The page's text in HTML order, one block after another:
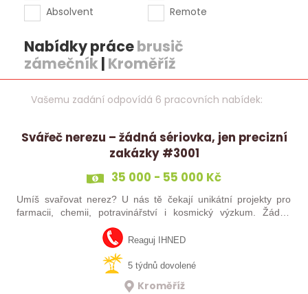
Absolvent
Remote
Nabídky prácebrusič
zámečník | Kroměříž
Vašemu zadání odpovídá 6 pracovních nabídek:
Svářeč nerezu – žádná sériovka, jen precizní
zakázky #3001
35 000 - 55 000 Kč
Umíš svařovat nerez? U nás tě čekají unikátní projekty pro
farmacii, chemii, potravinářství i kosmický výzkum. Žádná
rutina, ale precizní práce, která má smysl.
Reaguj IHNED
5 týdnů dovolené
Kroměříž